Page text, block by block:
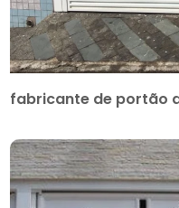
fabricante de portão